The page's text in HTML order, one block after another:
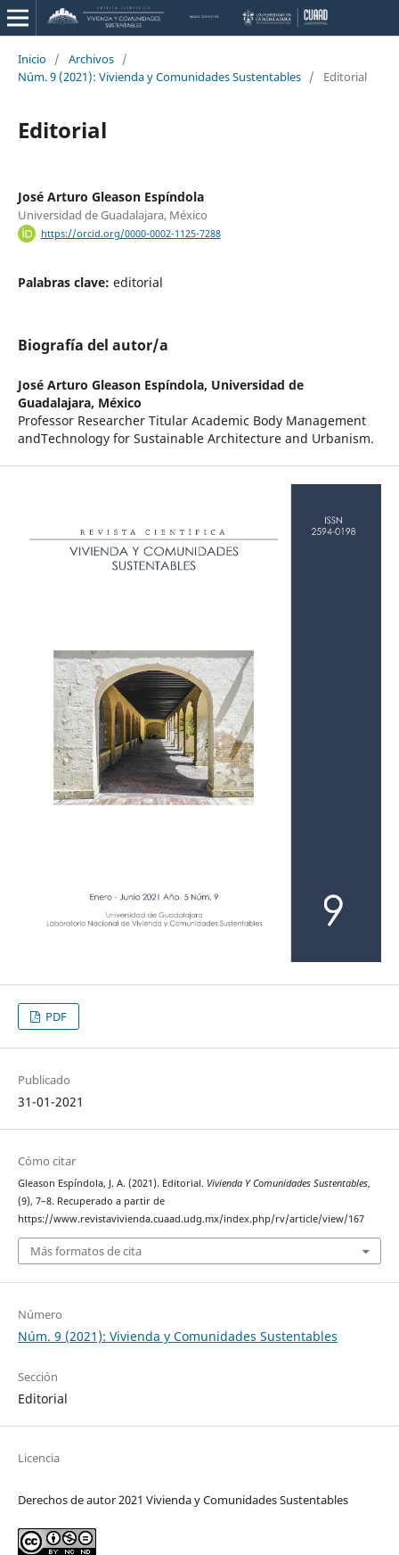
Inicio / Archivos /
Núm. 9 (2021): Vivienda y Comunidades Sustentables / Editorial
Editorial
José Arturo Gleason Espíndola
Universidad de Guadalajara, México
https://orcid.org/0000-0002-1125-7288
Palabras clave: editorial
Biografía del autor/a
José Arturo Gleason Espíndola, Universidad de
Guadalajara, México
Professor Researcher Titular Academic Body Management
andTechnology for Sustainable Architecture and Urbanism.
PDF
Publicado
31-01-2021
Cómo citar
Gleason Espíndola, J. A. (2021). Editorial. Vivienda Y Comunidades Sustentables,
(9), 7–8. Recuperado a partir de
https://www.revistavivienda.cuaad.udg.mx/index.php/rv/article/view/167
Más formatos de cita
Número
Núm. 9 (2021): Vivienda y Comunidades Sustentables
Sección
Editorial
Licencia
Derechos de autor 2021 Vivienda y Comunidades Sustentables